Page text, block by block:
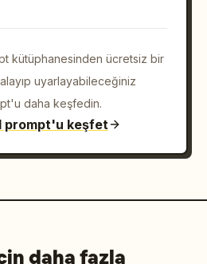
kütüphanesinden ücretsiz bir
uyarlayabileceğiniz
daha keşfedin.
prompt'u keşfet
daha fazla